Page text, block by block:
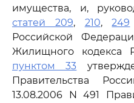
имущества, и,
статей 209, 210,249
Российской
Жилищного кодекса
пунктом 33
Правительства
13.08.2006 N 491